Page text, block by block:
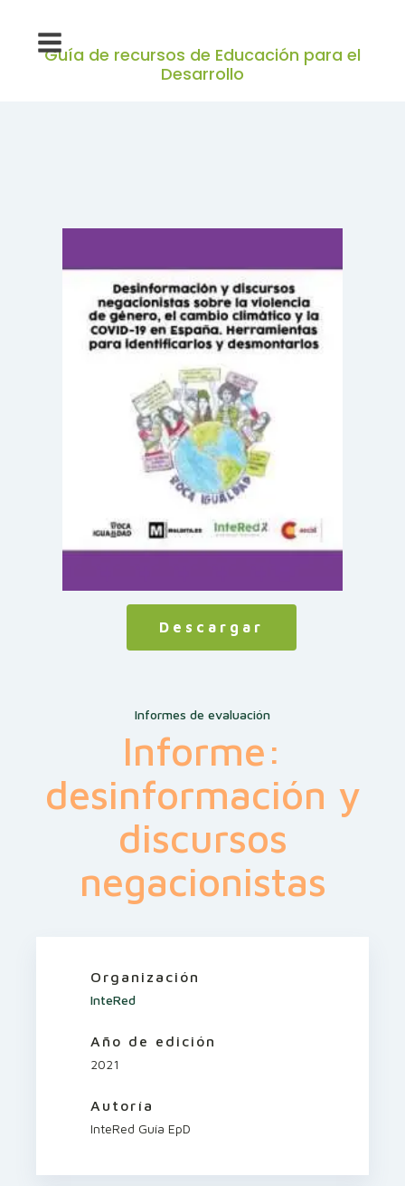
Guía de recursos de Educación para el
Desarrollo
Descargar
Informes de evaluación
Informe:
desinformación y
discursos
negacionistas
Organización
InteRed
Año de edición
2021
Autoría
InteRed Guía EpD